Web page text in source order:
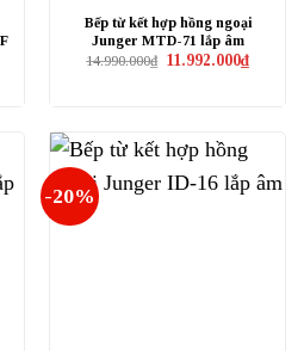
Bếp từ kết hợp hồng ngoại
Junger MTD-71 lắp âm
14.990.000₫ Giá
11.992.000₫Giá
hiện
-20%